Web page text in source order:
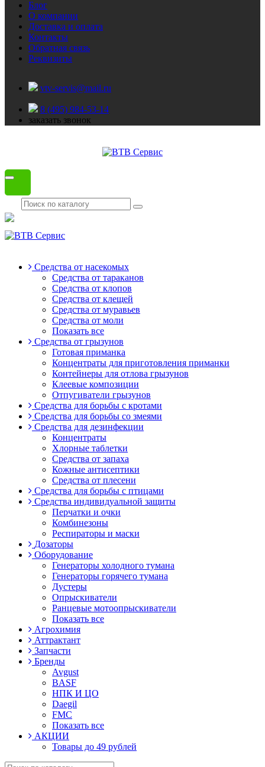
Блог
О компании
Доставка и оплата
Контакты
Обратная связь
Реквизиты
vtv-servis@mail.ru
8 (495) 984-53-14
заказать звонок
Средства от насекомых
Средства от тараканов
Средства от клопов
Средства от клещей
Средства от муравьев
Средства от моли
Показать все
Средства от грызунов
Готовая приманка
Концентраты для приготовления приманки
Контейнеры для отлова грызунов
Клеевые композиции
Отпугиватели грызунов
Средства для борьбы с кротами
Средства для борьбы со змеями
Средства для дезинфекции
Концентраты
Хлорные таблетки
Средства от запаха
Кожные антисептики
Средства от плесени
Средства для борьбы с птицами
Средства индивидуальной защиты
Перчатки и очки
Комбинезоны
Респираторы и маски
Дозаторы
Оборудование
Генераторы холодного тумана
Генераторы горячего тумана
Дустеры
Опрыскиватели
Ранцевые мотоопрыскиватели
Показать все
Агрохимия
Аттрактант
Запчасти
Бренды
Avgust
BASF
НПК И ЦО
Daegil
FMC
Показать все
АКЦИИ
Товары до 49 рублей